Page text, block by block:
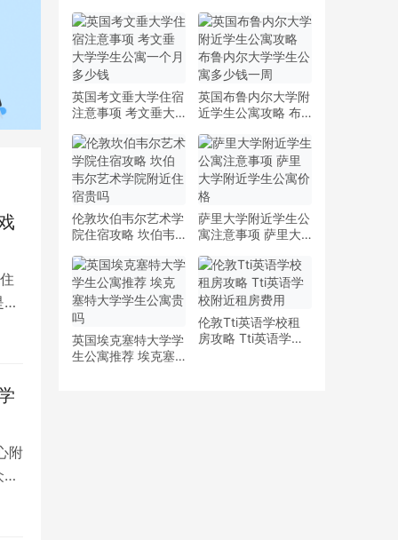
附
住宿费用
英国考文垂大学住宿
注意事项 考文垂大
少钱
英国布鲁内尔大学附
近学生公寓攻略 布
多少钱一周
伦敦坎伯韦尔艺术学
院住宿攻略 坎伯韦
贵吗
萨里大学附近学生公
寓注意事项 萨里大
英国埃克塞特大学学
生公寓推荐 埃克塞
伦敦Tti英语学校租
房攻略 Tti英语学校